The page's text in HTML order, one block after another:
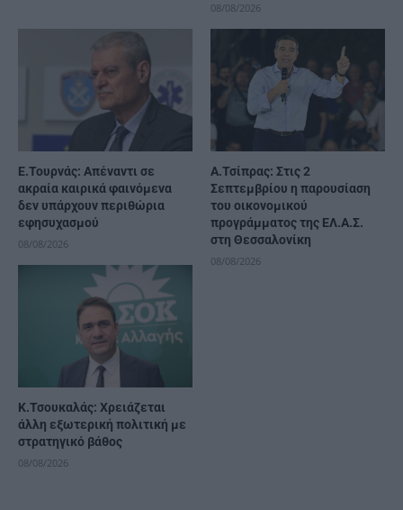
08/08/2026
Ε.Τουρνάς: Απέναντι σε
ακραία καιρικά φαινόμενα
δεν υπάρχουν περιθώρια
εφησυχασμού
08/08/2026
Α.Τσίπρας: Στις 2
Σεπτεμβρίου η παρουσίαση
του οικονομικού
προγράμματος της ΕΛ.Α.Σ.
στη Θεσσαλονίκη
08/08/2026
Κ.Τσουκαλάς: Xρειάζεται
άλλη εξωτερική πολιτική με
στρατηγικό βάθος
08/08/2026